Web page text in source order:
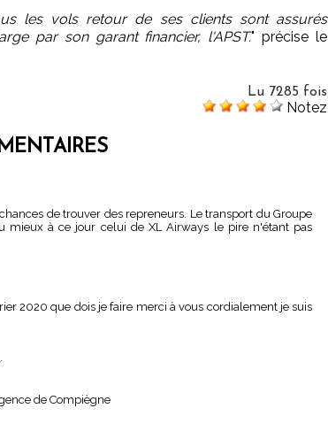
les vols retour de ses clients sont assurés
par son garant financier, l'APST." précise le
Lu 7285 fois
Notez
de trouver des repreneurs. Le transport du Groupe
mieux à ce jour celui de XL Airways le pire n'étant pas
2020 que dois je faire merci à vous cordialement je suis
de Compiègne